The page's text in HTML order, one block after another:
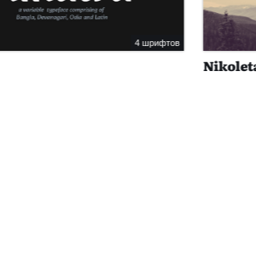
4 шрифтов
Nikoleta